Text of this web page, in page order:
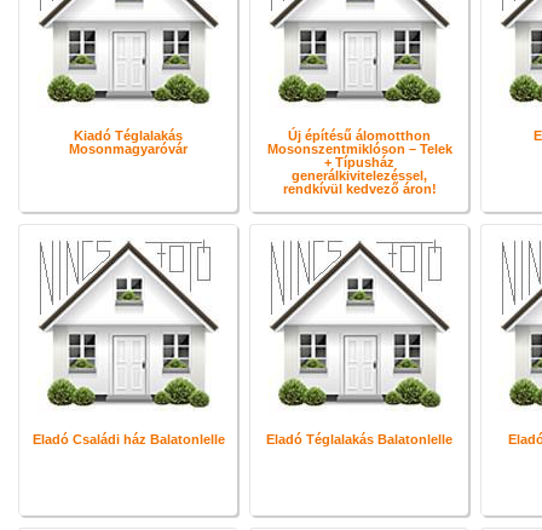
Kiadó Téglalakás
Mosonmagyaróvár
Új építésű álomotthon
Mosonszentmiklóson – Telek
+ Típusház
generálkivitelezéssel,
rendkívül kedvező áron!
Eladó Családi ház Balatonlelle Eladó Téglalakás Balatonlelle